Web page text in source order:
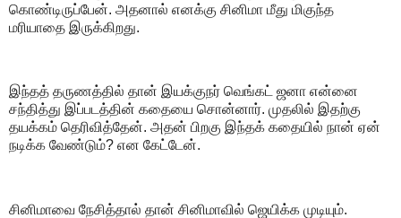
கொண்டிருப்பேன். அதனால் எனக்கு சினிமா மீது மிகுந்த
மரியாதை இருக்கிறது.‌
இந்தத் தருணத்தில் தான் இயக்குநர் வெங்கட் ஜனா என்னை
சந்தித்து இப்படத்தின் கதையை சொன்னார். முதலில் இதற்கு
தயக்கம் தெரிவித்தேன். அதன் பிறகு இந்தக் கதையில் நான் ஏன்
நடிக்க வேண்டும்? என கேட்டேன்.
சினிமாவை நேசித்தால் தான் சினிமாவில் ஜெயிக்க முடியும்.